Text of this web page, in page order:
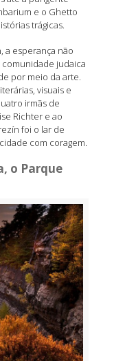
e o Ghetto
trágicas.
a esperança não
judaica
por meio da arte.
visuais e
irmãs de
Richter e ao
foi o lar de
com coragem.
o Parque